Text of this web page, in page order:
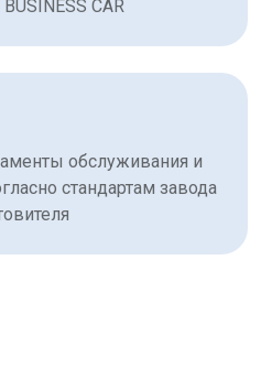
CAR
обслуживания и
стандартам завода